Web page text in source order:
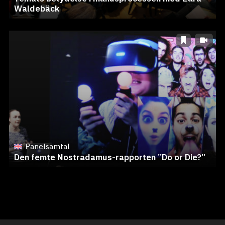
Waldebäck
Panelsamtal
Den femte Nostradamus-rapporten ”Do or Die?”